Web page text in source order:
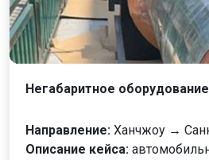
Негабаритное
Направление: Ханчжоу →
Описание кейса: